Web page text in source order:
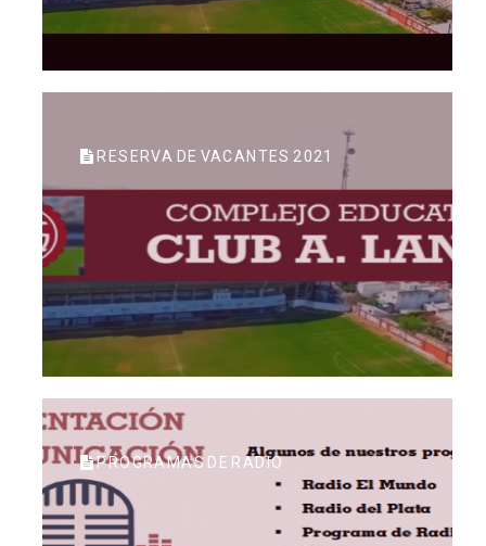
RESERVA DE VACANTES 2021
PROGRAMAS DE RADIO